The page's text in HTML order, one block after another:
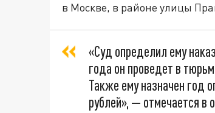
в Москве, в районе улицы
«Суд определил ему
года он проведет в
Также ему назначен год
рублей», — отмечается в